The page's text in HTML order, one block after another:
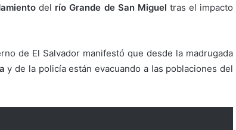
del río Grande de San Miguel tras el impacto
de El Salvador manifestó que desde la madrugada
y de la policía están evacuando a las poblaciones del